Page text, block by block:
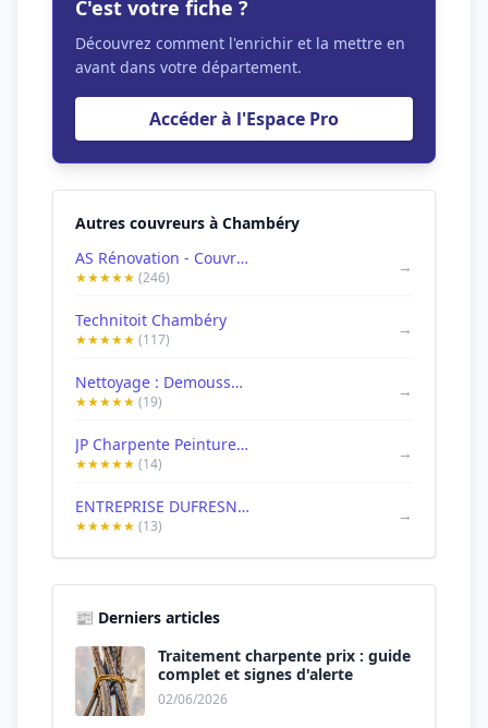
C'est votre fiche ?
Découvrez comment l'enrichir et la mettre en
avant dans votre département.
Accéder à l'Espace Pro
Autres couvreurs à Chambéry
AS Rénovation - Couvreur Chambéry
★★★★★ (246)
→
Technitoit Chambéry
★★★★★ (117)
→
Nettoyage : Demoussage/Toiture/Chambéry 73 réparation sur toiture
★★★★★ (19)
→
JP Charpente Peinture: Artisan peintre Rénovation toiture façade Réparation Couverture zinguerie 73 Savoie 38 Chambéry
★★★★★ (14)
→
ENTREPRISE DUFRESNE Couvreur Chambéry demoussage rénovation
★★★★★ (13)
→
📰 Derniers articles
Traitement charpente prix : guide
complet et signes d'alerte
02/06/2026